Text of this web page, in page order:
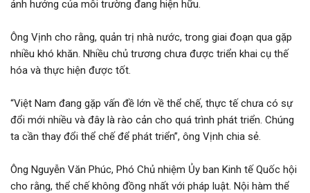
ảnh hưởng của môi trường đang hiện hữu.
Ông Vịnh cho rằng, quản trị nhà nước, trong giai đoạn qua gặp
nhiều khó khăn. Nhiều chủ trương chưa được triển khai cụ thế
hóa và thực hiện được tốt.
“Việt Nam đang gặp vấn đề lớn về thể chế, thực tế chưa có sự
đổi mới nhiều và đây là rào cản cho quá trình phát triển. Chúng
ta cần thay đổi thể chế để phát triển”, ông Vịnh chia sẻ.
Ông Nguyễn Văn Phúc, Phó Chủ nhiệm Ủy ban Kinh tế Quốc hội
cho rằng, thể chế không đồng nhất với pháp luật. Nội hàm thể